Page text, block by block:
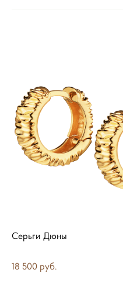
Серьги Дюны
18 500 pуб.